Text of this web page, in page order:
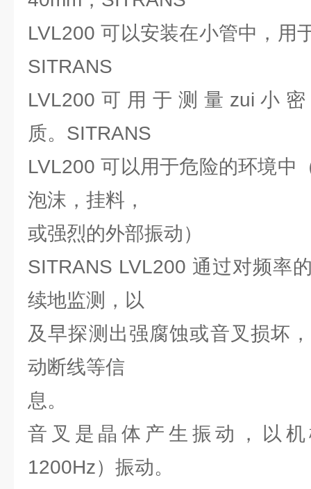
LVL200 可以安装在小管中，用
SITRANS
LVL200 可 用 于 测 量 zui 小
质。SITRANS
LVL200 可以用于危险的环境中
泡沫，挂料，
或强烈的外部振动）
SITRANS LVL200 通过对频率
续地监测，以
及早探测出强腐蚀或音叉损坏
动断线等信
息。
音叉是晶体产生振动，以
1200Hz）振动。